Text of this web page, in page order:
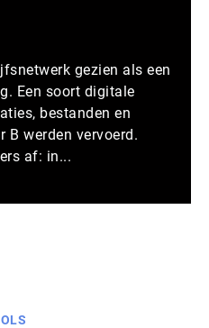
gezien als een
Een soort digitale
bestanden en
B werden vervoerd.
af: in...